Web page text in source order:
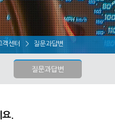
객센터 > 질문과답변
질문과답변
.